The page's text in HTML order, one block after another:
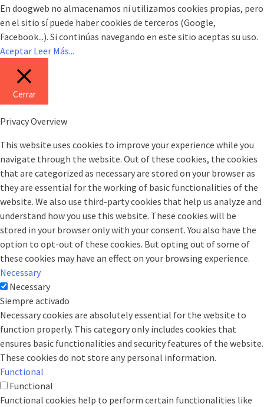
En doogweb no almacenamos ni utilizamos cookies propias, pero
en el sitio sí puede haber cookies de terceros (Google,
Facebook...). Si continúas navegando en este sitio aceptas su uso.
Aceptar Leer Más...
Cerrar
Privacy Overview
This website uses cookies to improve your experience while you
navigate through the website. Out of these cookies, the cookies
that are categorized as necessary are stored on your browser as
they are essential for the working of basic functionalities of the
website. We also use third-party cookies that help us analyze and
understand how you use this website. These cookies will be
stored in your browser only with your consent. You also have the
option to opt-out of these cookies. But opting out of some of
these cookies may have an effect on your browsing experience.
Necessary
Necessary
Siempre activado
Necessary cookies are absolutely essential for the website to
function properly. This category only includes cookies that
ensures basic functionalities and security features of the website.
These cookies do not store any personal information.
Functional
Functional
Functional cookies help to perform certain functionalities like